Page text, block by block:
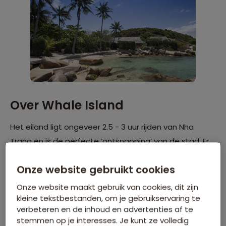
Over Whale Island
Het eiland ligt ongeveer 2.5 - 3 uur rijden van Nha
Trang en is de perfecte ‘ontsnapping’ van de stad. Er
resort op het gehele eiland. Het eiland zelf is een
populaire duik spot. Sinds 2002 zit de duikschool
Rainbow Divers - Whale Island op het eiland die
verschillende excursies aanbiedt voor beginners en
Onze website gebruikt cookies
Onze website maakt gebruik van cookies, dit zijn
kleine tekstbestanden, om je gebruikservaring te
verbeteren en de inhoud en advertenties af te
stemmen op je interesses. Je kunt ze volledig